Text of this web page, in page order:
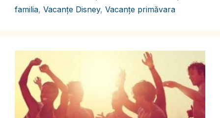
familia, Vacanțe Disney, Vacanțe primăvara